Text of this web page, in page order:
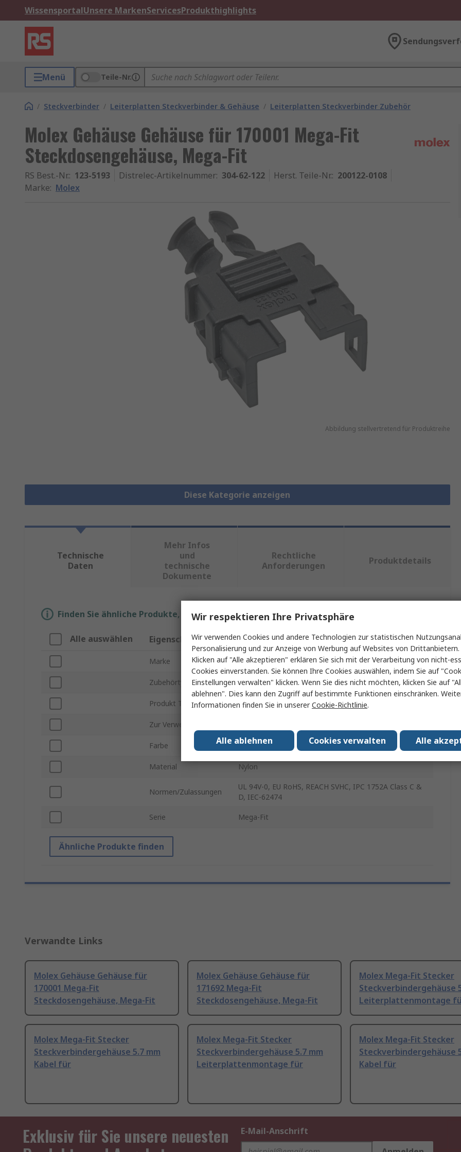
WissensportalUnsere MarkenServicesProdukthighlights
Menü Teile-Nr.
/ Steckverbinder / Leiterplatten Steckverbinder & Gehäuse / Leiterplatten Steckverbinder Zubehör
Molex Gehäuse Gehäuse für 170001 Mega-Fit
Steckdosengehäuse, Mega-Fit
RS Best.-Nr.: 123-5193 Distrelec-Artikelnummer: 304-62-122 Herst. Teile-Nr.: 200122-0108
Marke: Molex
Abbildung stellvertretend für Produktreihe
Diese Kategorie anzeigen
Technische
Daten
Mehr Infos
und
technische
Dokumente
Rechtliche
Anforderungen
Produktdetails
Finden Sie ähnliche Produkte, indem Sie ein oder mehrere Eigenschaften auswählen.
Alle auswählen Eigenschaft Wert
Marke Molex
Zubehörtyp Gehäuse
Produkt Typ Gehäuse
Zur Verwendung mit
Farbe Schwarz
Material Nylon
Normen/Zulassungen
UL 94V-0, EU RoHS, REACH SVHC, IPC 1752A Class C &
D, IEC-62474
Serie Mega-Fit
Ähnliche Produkte finden
Verwandte Links
Molex Gehäuse Gehäuse für
170001 Mega-Fit
Steckdosengehäuse, Mega-Fit
Molex Gehäuse Gehäuse für
171692 Mega-Fit
Steckdosengehäuse, Mega-Fit
Molex Mega-Fit Stecker
Steckverbindergehäuse
Leiterplattenmontage
Molex Mega-Fit Stecker
Steckverbindergehäuse 5.7 mm
Kabel für
Molex Mega-Fit Stecker
Steckverbindergehäuse 5.7 mm
Leiterplattenmontage für
Molex Mega-Fit Stecker
Steckverbindergehäuse
Kabel für
Exklusiv für Sie unsere neuesten
E-Mail-Anschrift
Wir respektieren Ihre Privatsphäre
Wir verwenden Cookies und andere Technologien zur statistischen
Personalisierung und zur Anzeige von Werbung auf Websites von
Klicken auf "Alle akzeptieren" erklären Sie sich mit der Verarbeitung von nicht-
Cookies einverstanden. Sie können Ihre Cookies auswählen, indem Sie auf
Einstellungen verwalten" klicken. Wenn Sie dies nicht möchten, klicken Sie auf
ablehnen". Dies kann den Zugriff auf bestimmte Funktionen einschränken.
Informationen finden Sie in unsererCookie-Richtlinie.
Alle
Cookies verwalten
Alle ablehnen